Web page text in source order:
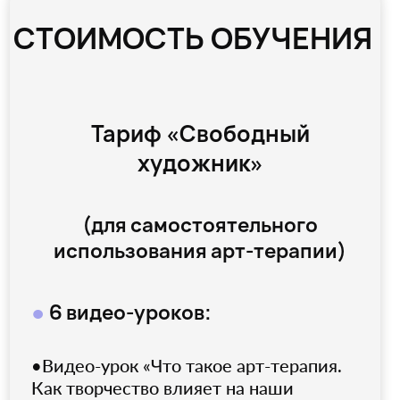
•Техника «Контейнирующая мандала»
•Техника «Гармонизирующая мандала»
•Видео-урок «Задачи и приемы работы
арт-терапевта»,
•Видео-урок «Структура арт-
терапевтического занятия:
индивидуальные и групповые сессии»
•Видео-урок «Развитие практики арт-
12 техник арт-терапиис
пластилином)